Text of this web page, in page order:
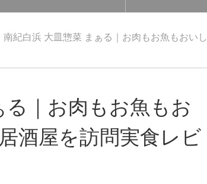
南紀白浜 大皿惣菜 まぁる｜お肉もお魚もおい
｜お肉もお魚もお
酒屋を訪問実食レビ